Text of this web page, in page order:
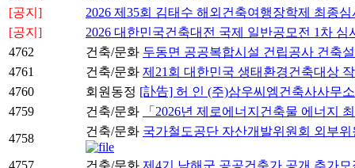
[공지]
2026 제35회 김태수 해외건축여행장학제 최종
[공지]
2026 대한민국건축대전 국제 일반공모전 1차
4762
건축/문화 두동면 공공복합시설 건립공사 건축
4761
건축/문화 제21회 대한민국 생태환경건축대상
4760
회원동정 [訃告] 허 인 (주)삼우씨엠건축사사무
4759
건축/문화
「2026년 제로에너지건축물 에너지
4758
건축/문화 국가철도공단 자산개발위원회 외부
4757 건축/문화 제4기 남해군 공공건축가 공개 추가모